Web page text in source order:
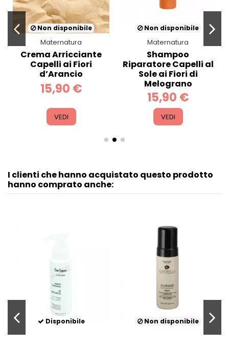
Non disponibile
Maternatura
Crema Arricciante
Capelli ai Fiori
d’Arancio
15,90 €
VEDI
Non disponibile
Maternatura
Shampoo
Riparatore Capelli al
Sole ai Fiori di
Melograno
15,90 €
VEDI
I clienti che hanno acquistato questo prodotto
hanno comprato anche:
Disponibile Non disponibile